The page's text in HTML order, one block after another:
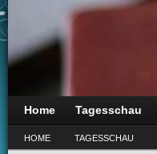
Home Tagesschau
HOME TAGESSCHAU